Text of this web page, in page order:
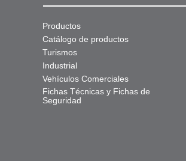
Productos
Catálogo de productos
Turismos
Industrial
Vehículos Comerciales
Fichas Técnicas y Fichas de
Seguridad